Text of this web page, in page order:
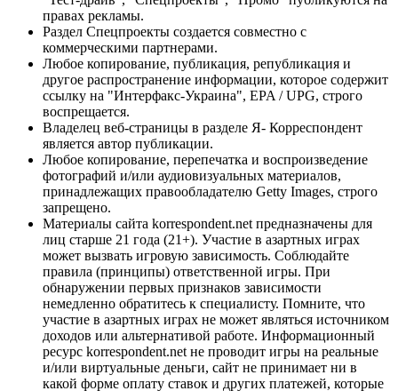
правах рекламы.
Раздел Спецпроекты создается совместно с
коммерческими партнерами.
Любое копирование, публикация, републикация и
другое распространение информации, которое содержит
ссылку на "Интерфакс-Украина", EPA / UPG, строго
воспрещается.
Владелец веб-страницы в разделе Я- Корреспондент
является автор публикации.
Любое копирование, перепечатка и воспроизведение
фотографий и/или аудиовизуальных материалов,
принадлежащих правообладателю Getty Images, строго
запрещено.
Материалы сайта korrespondent.net предназначены для
лиц старше 21 года (21+). Участие в азартных играх
может вызвать игровую зависимость. Соблюдайте
правила (принципы) ответственной игры. При
обнаружении первых признаков зависимости
немедленно обратитесь к специалисту. Помните, что
участие в азартных играх не может являться источником
доходов или альтернативой работе. Информационный
ресурс korrespondent.net не проводит игры на реальные
и/или виртуальные деньги, сайт не принимает ни в
какой форме оплату ставок и других платежей, которые